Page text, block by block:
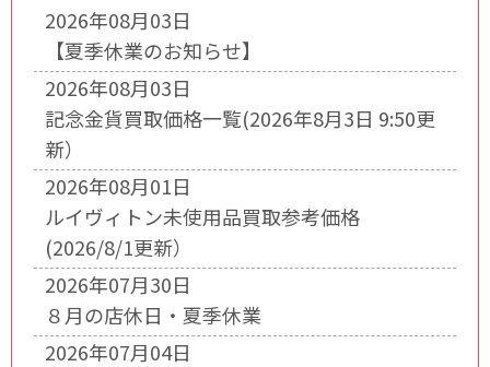
2026年08月03日
【夏季休業のお知らせ】
2026年08月03日
記念金貨買取価格一覧(2026年8月3日 9:50更
新）
2026年08月01日
ルイヴィトン未使用品買取参考価格
(2026/8/1更新）
2026年07月30日
８月の店休日・夏季休業
2026年07月04日